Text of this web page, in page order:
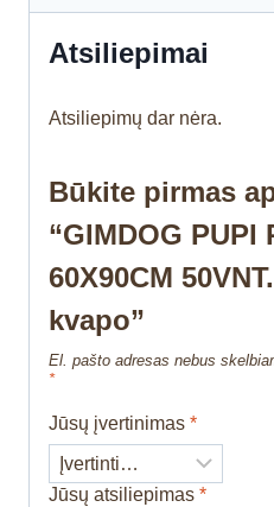
Atsiliepimai
Atsiliepimų dar nėra.
Būkite pirmas
“GIMDOG PUPI
60X90CM
kvapo”
El. pašto adresas nebus
*
Jūsų įvertinimas *
Jūsų atsiliepimas *